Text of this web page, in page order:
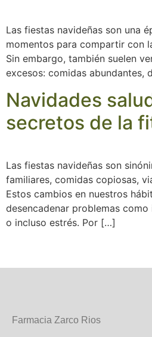
Las fiestas navideñas son una
momentos para compartir con
Sin embargo, también suelen
excesos: comidas abundantes,
Navidades
secretos de la
Las fiestas navideñas son
familiares, comidas copiosas,
Estos cambios en nuestros
desencadenar problemas
o incluso estrés. Por […]
Farmacia Zarco Rios